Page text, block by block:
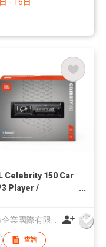
- 16日
Celebrity 150 Car
Player /
查詢